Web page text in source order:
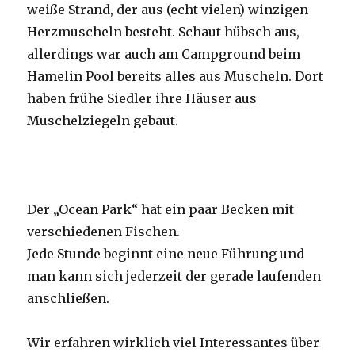
weiße Strand, der aus (echt vielen) winzigen
Herzmuscheln besteht. Schaut hübsch aus,
allerdings war auch am Campground beim
Hamelin Pool bereits alles aus Muscheln. Dort
haben frühe Siedler ihre Häuser aus
Muschelziegeln gebaut.
Der „Ocean Park“ hat ein paar Becken mit
verschiedenen Fischen.
Jede Stunde beginnt eine neue Führung und
man kann sich jederzeit der gerade laufenden
anschließen.
Wir erfahren wirklich viel Interessantes über